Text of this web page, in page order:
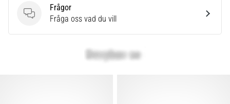
Frågor
Frågor
Fråga oss vad du vill